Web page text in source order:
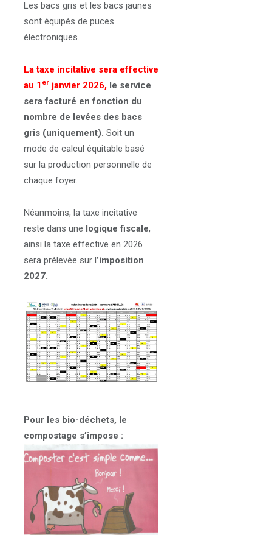
Les bacs gris et les bacs jaunes
sont équipés de puces
électroniques.
La taxe incitative sera effective
au 1 erjanvier 2026,le service
sera facturé en fonction du
nombre de levées des bacs
gris (uniquement). Soit un
mode de calcul équitable basé
sur la production personnelle de
chaque foyer.
Néanmoins, la taxe incitative
reste dans une logique fiscale,
ainsi la taxe effective en 2026
sera prélevée sur l’imposition
2027.
Pour les bio-déchets, le
compostage s’impose :